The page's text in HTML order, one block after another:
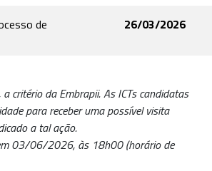
de
26/03/2026
critério da Embrapii. As ICTs candidatas
para receber uma possível visita
a tal ação.
03/06/2026, às 18h00 (horário de